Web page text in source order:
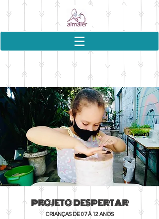
PROJETO DESPERTAR
CRIANÇAS DE 07 À 12 ANOS